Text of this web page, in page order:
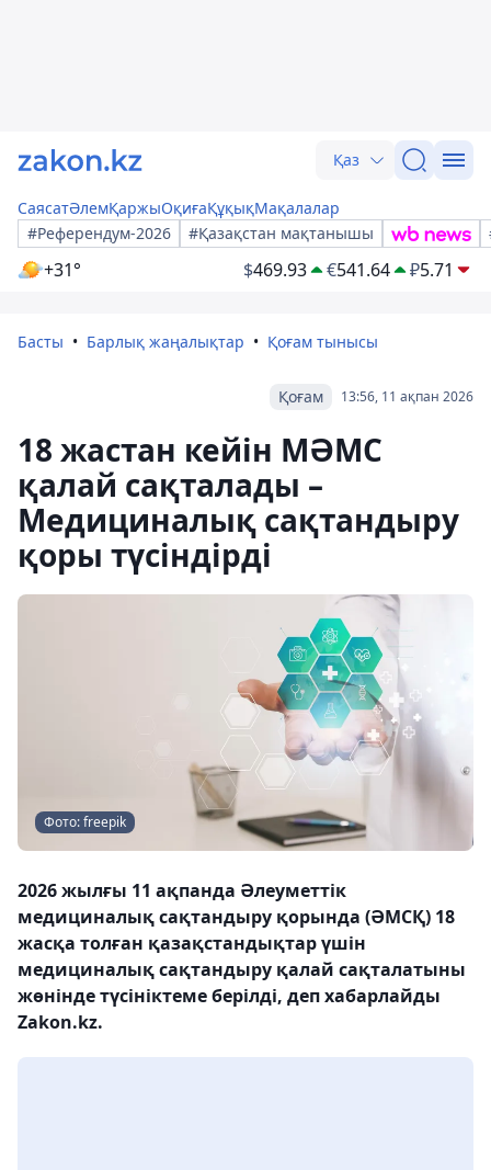
Қаз
СаясатӘлемҚаржыОқиғаҚұқықМақалалар
#Референдум-2026
#Қазақстан мақтанышы
+31° $469.93 €541.64 ₽5.71
Басты Барлық жаңалықтар Қоғам тынысы
13:56, 11 ақпан 2026
Қоғам
18 жастан кейін МӘМС
қалай сақталады –
Медициналық сақтандыру
қоры түсіндірді
Фото: freepik
2026 жылғы 11 ақпанда Әлеуметтік
медициналық сақтандыру қорында (ӘМСҚ) 18
жасқа толған қазақстандықтар үшін
медициналық сақтандыру қалай сақталатыны
жөнінде түсініктеме берілді, деп хабарлайды
Zakon.kz.